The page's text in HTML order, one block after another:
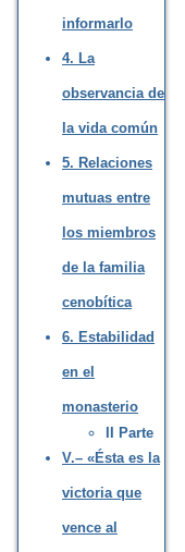
informarlo
4. La
observancia de
la vida común
5. Relaciones
mutuas entre
los miembros
de la familia
cenobítica
6. Estabilidad
en el
monasterio
II Parte
V.– «Ésta es la
victoria que
vence al